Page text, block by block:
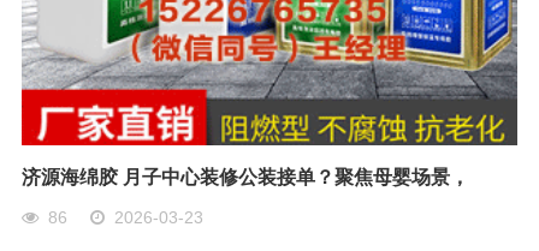
济源海绵胶 月子中心装修公装接单？聚焦母婴场景，
86 2026-03-23